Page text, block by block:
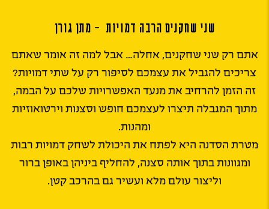
שני שחקנים הרבה דמויות – מתן גורן
אתם רק שני שחקנים, אחלה… אבל למה זה אומר שאתם
צריכים להגביל את עצמכם לסיפור רק על שתי דמויות?
זה הזמן להרחיב את מנעד האפשרויות שלכם על הבמה,
מתוך המגבלה תיצרו לעצמכם חופש וסצנות וירטואוזיות
ומהנות.
מטרת הסדנה היא לפתח את היכולת לשחק דמויות רבות
ומגוונות בתוך אותה סצנה, להחליף ביניהן באופן ברור
וליצור עולם מלא ועשיר גם בהרכב קטן.